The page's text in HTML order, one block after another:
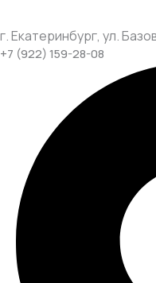
г. Екатеринбург, ул.
+7 (922) 159-28-08